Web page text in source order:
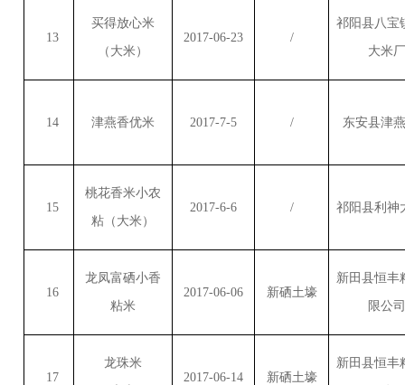
13
买得放心米
（大米）
2017-06-23 /
祁阳县八宝
大米厂
14 津燕香优米 2017-7-5 / 东安县津
15
桃花香米小农
粘（大米）
2017-6-6 / 祁阳县利神
16
龙凤富硒小香
粘米
2017-06-06 新硒土壕
新田县恒丰
限公司
17
龙珠米
2017-06-14 新硒土壕
新田县恒丰